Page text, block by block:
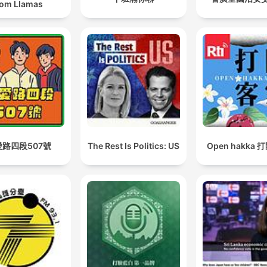
Llamas
路四段507號 The Rest Is Politics: US Open hakka 打